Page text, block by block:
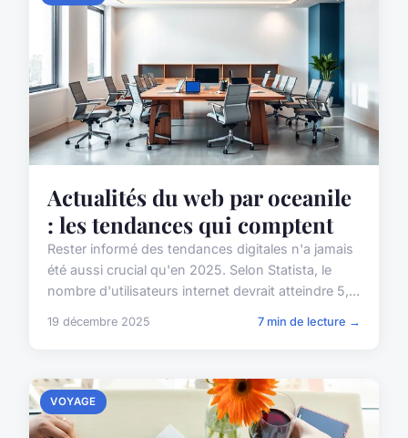
Actualités du web par oceanile
: les tendances qui comptent
Rester informé des tendances digitales n'a jamais
été aussi crucial qu'en 2025. Selon Statista, le
nombre d'utilisateurs internet devrait atteindre 5,...
19 décembre 2025 7 min de lecture →
VOYAGE